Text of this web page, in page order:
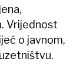
Vrijednost
o javnom,